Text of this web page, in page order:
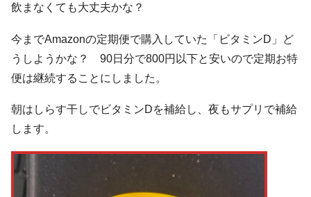
飲まなくても大丈夫かな？
今までAmazonの定期便で購入していた「ビタミンD」ど
うしようかな？ 90日分で800円以下と安いので定期お特
便は継続することにしました。
朝はしらす干しでビタミンDを補給し、夜もサプリで補給
します。